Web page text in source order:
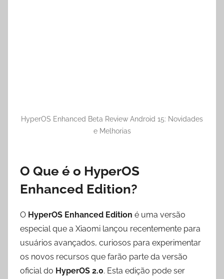
HyperOS Enhanced Beta Review Android 15: Novidades
e Melhorias
O Que é o HyperOS
Enhanced Edition?
O HyperOS Enhanced Edition é uma versão
especial que a Xiaomi lançou recentemente para
usuários avançados, curiosos para experimentar
os novos recursos que farão parte da versão
oficial do HyperOS 2.0. Esta edição pode ser